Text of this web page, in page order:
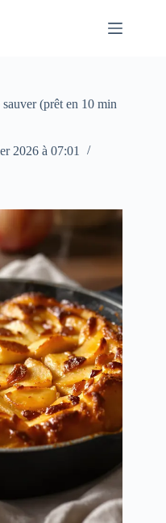
(prêt en 10 min
2026 à 07:01